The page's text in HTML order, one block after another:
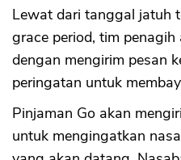
Lewat dari tanggal jatuh
grace period, tim penagih
dengan mengirim pesan
peringatan untuk
Pinjaman Go akan
untuk mengingatkan